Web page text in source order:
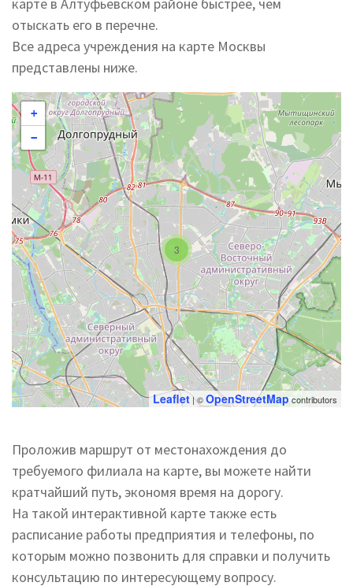
отыскать его в перечне.
Все адреса учреждения на карте Москвы
представлены ниже.
3
+
−
Leaflet| ©OpenStreetMap contributors
Проложив маршрут от местонахождения до
требуемого филиала на карте, вы можете найти
кратчайший путь, экономя время на дорогу.
На такой интерактивной карте также есть
расписание работы предприятия и телефоны, по
которым можно позвонить для справки и получить
консультацию по интересующему вопросу.